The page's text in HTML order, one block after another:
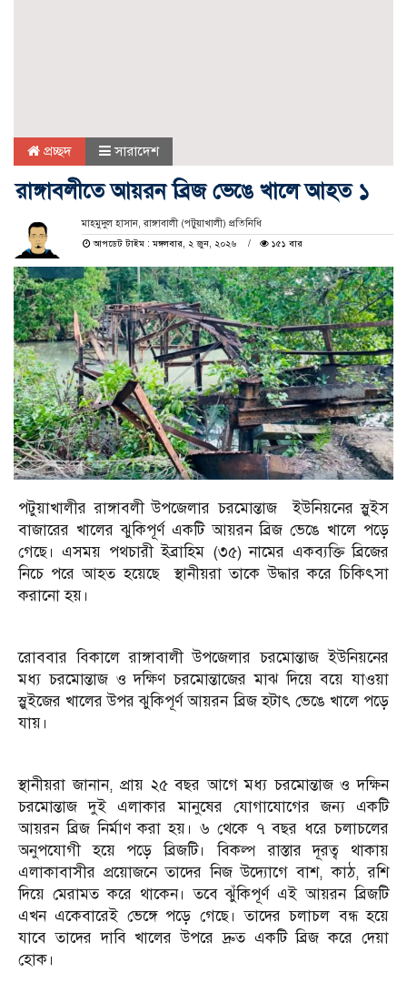
প্রচ্ছদ সারাদেশ
রাঙ্গাবলীতে আয়রন ব্রিজ ভেঙে খালে আহত ১
মাহমুদুল হাসান, রাঙ্গাবালী (পটুয়াখালী) প্রতিনিধি
আপডেট টাইম : মঙ্গলবার, ২ জুন, ২০২৬
১৫১ বার
পটুয়াখালীর রাঙ্গাবলী উপজেলার চরমোন্তাজ ইউনিয়নের স্লুইস
বাজারের খালের ঝুকিপূর্ণ একটি আয়রন ব্রিজ ভেঙে খালে পড়ে
গেছে। এসময় পথচারী ইব্রাহিম (৩৫) নামের একব্যক্তি ব্রিজের
নিচে পরে আহত হয়েছে স্থানীয়রা তাকে উদ্ধার করে চিকিৎসা
করানো হয়।
‎রোববার বিকালে রাঙ্গাবালী উপজেলার চরমোন্তাজ ইউনিয়নের
মধ্য চরমোন্তাজ ও দক্ষিণ চরমোন্তাজের মাঝ দিয়ে বয়ে যাওয়া
স্লুইজের খালের উপর ঝুকিপূর্ণ আয়রন ব্রিজ হটাৎ ভেঙে খালে পড়ে
যায়।
‎স্থানীয়রা জানান, প্রায় ২৫ বছর আগে মধ্য চরমোন্তাজ ও দক্ষিন
চরমোন্তাজ দুই এলাকার মানুষের যোগাযোগের জন্য একটি
আয়রন ব্রিজ নির্মাণ করা হয়। ৬ থেকে ৭ বছর ধরে চলাচলের
অনুপযোগী হয়ে পড়ে ব্রিজটি। বিকল্প রাস্তার দূরত্ব থাকায়
এলাকাবাসীর প্রয়োজনে তাদের নিজ উদ্যোগে বাশ, কাঠ, রশি
দিয়ে মেরামত করে থাকেন। তবে ঝুঁকিপূর্ণ এই আয়রন ব্রিজটি
এখন একেবারেই ভেঙ্গে পড়ে গেছে। তাদের চলাচল বন্ধ হয়ে
যাবে তাদের দাবি খালের উপরে দ্রুত একটি ব্রিজ করে দেয়া
হোক।